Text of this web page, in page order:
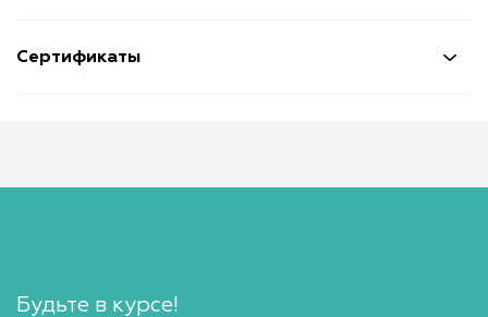
Сертификаты
Будьте в курсе!